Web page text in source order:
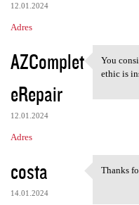
12.01.2024
Adres
AZComplet
eRepair
12.01.2024
Adres
You
You
ethic is
costa
14.01.2024
Thanks
Thanks